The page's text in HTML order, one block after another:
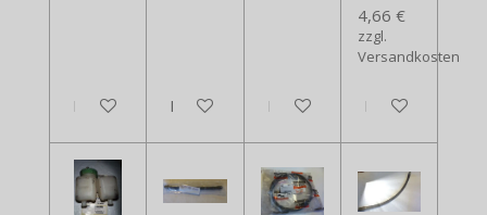
In den WarenkorbIn den WarenkorbIn den Warenkorb
4,66 €
zzgl.
Versandkosten
In den